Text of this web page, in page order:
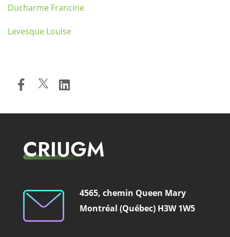
Ducharme Francine
Levesque Louise
CRIUGM
4565, chemin Queen Mary
Montréal (Québec) H3W 1W5